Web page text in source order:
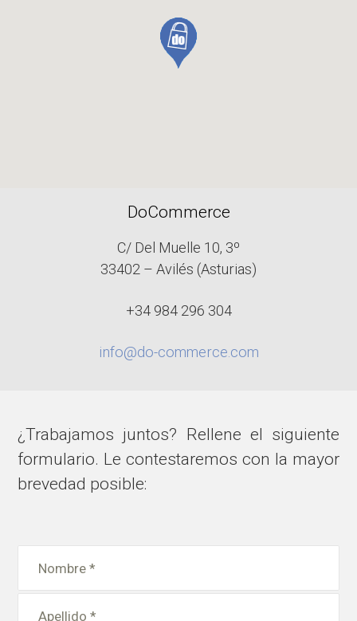
DoCommerce
C/ Del Muelle 10, 3º
33402 – Avilés (Asturias)
+34 984 296 304
info@do-commerce.com
¿Trabajamos juntos? Rellene el siguiente
formulario. Le contestaremos con la mayor
brevedad posible: